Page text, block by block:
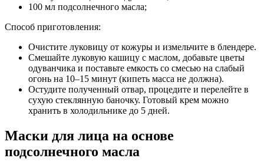
100 мл подсолнечного масла;
Способ приготовления:
Очистите луковицу от кожуры и измельчите в блендере.
Смешайте луковую кашицу с маслом, добавьте цветы
одуванчика и поставьте емкость со смесью на слабый
огонь на 10–15 минут (кипеть масса не должна).
Остудите полученный отвар, процедите и перелейте в
сухую стеклянную баночку. Готовый крем можно
хранить в холодильнике до 5 дней.
Маски для лица на основе
подсолнечного масла